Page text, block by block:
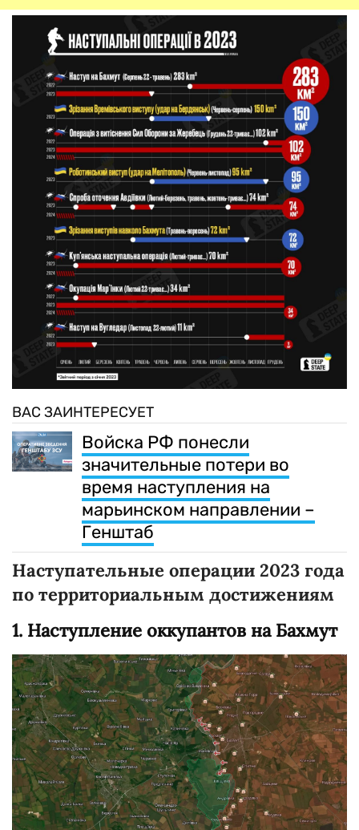
ВАС ЗАИНТЕРЕСУЕТ
Войска РФ понесли
значительные потери во
время наступления на
марьинском направлении –
Генштаб
Наступательные операции 2023 года
по территориальным достижениям
1. Наступление оккупантов на Бахмут